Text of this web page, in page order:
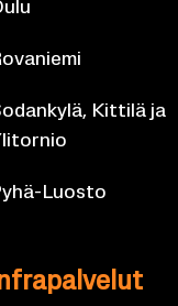
Kit­ti­lä ja
​Luosto